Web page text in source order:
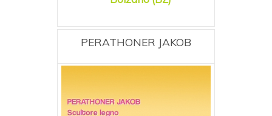
PERATHONER JAKOB